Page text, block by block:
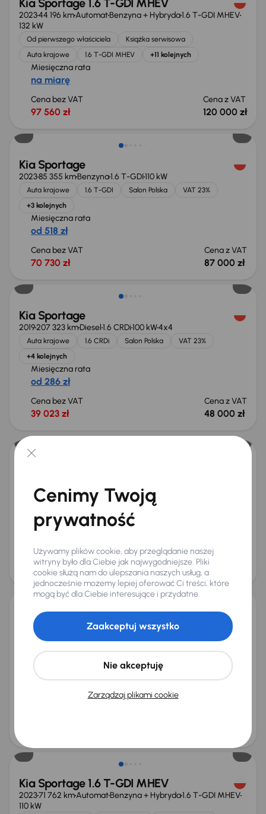
202344 196 kmAutomatBenzyna + Hybryda1.6 T-GDI MHEV
132 kW
Od pierwszego właściciela
Książka serwisowa
Auta krajowe
1.6 T-GDI MHEV +11 kolejnych
Miesięczna rata
na miarę
Cena bez VAT
97 560 zł
Cena z VAT
120 000 zł
Taniej o 1 000 zł
Kia Sportage
202385 355 kmBenzyna1.6 T-GDI110 kW
Auta krajowe 1.6 T-GDI Salon Polska
VAT 23%
+3 kolejnych
Miesięczna rata
od 518 zł
Cena bez VAT
70 730 zł
Cena z VAT
87 000 zł
Taniej o 500 zł
Kia Sportage
2019207 323 kmDiesel1.6 CRDi100 kW4x4
Auta krajowe 1.6 CRDi Salon Polska
VAT 23%
+4 kolejnych
Miesięczna rata
od 286 zł
Cena bez VAT
39 023 zł
Cena z VAT
48 000 zł
Od pierwszego właściciela
Książka serwisowa
+8 kolejnych
Miesięczna rata
Cena bez VAT
62 600 zł
Cena z VAT
77 000 zł
Taniej o 4 000 zł
Kia Sportage 1.6 T-GDI PHEV
2022 Benzyna + Hybryda
1.6 T-GDI PHEV
4x4
Od pierwszego właściciela
Auta krajowe
+11 kolejnych
Kia Sportage 1.6 T-GDI MHEV
202371 762 kmAutomatBenzyna + Hybryda1.6 T-GDI MHEV
110 kW
Cenimy Twoją
prywatność
Używamy plików cookie, aby przeglądanie naszej
witryny było dla Ciebie jak najwygodniejsze. Pliki
cookie służą nam do ulepszania naszych usług, a
jednocześnie możemy lepiej oferować Ci treści, które
mogą być dla Ciebie interesujące i przydatne.
Zarządzaj plikami cookie
Nie akceptuję
Zaakceptuj wszystko